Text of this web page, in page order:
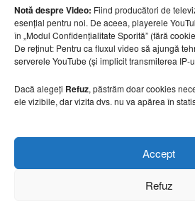
Notă despre Video: Fiind producători de
esențial pentru noi. De aceea, playerele
în „Modul Confidențialitate Sporită” (fără
De reținut: Pentru ca fluxul video să ajungă
serverele YouTube (și implicit transmiterea IP-
Dacă alegeți Refuz, păstrăm doar cookies
ele vizibile, dar vizita dvs. nu va apărea în
Accept
Refuz
OPINII & ANALIZE
Articole
Cele mai impresionante cabane
7 august 2026
Ouse Valley Viaduct, construcția care
7 august 2026